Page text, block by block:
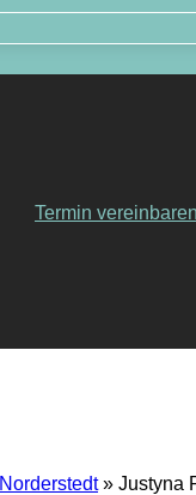
Termin vereinbaren
Norderstedt» Justyna